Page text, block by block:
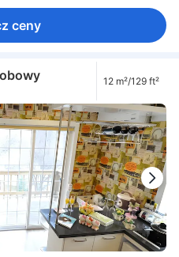
ceny
12 m²/129 ft²